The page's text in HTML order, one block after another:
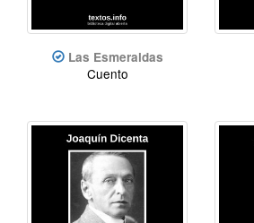
Las Esmeraldas
Cuento